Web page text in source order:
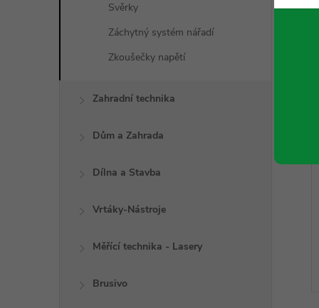
Svěrky
Záchytný systém nářadí
Zkoušečky napětí
Zahradní technika
Dům a Zahrada
Dílna a Stavba
Vrtáky-Nástroje
Měřící technika - Lasery
Brusivo